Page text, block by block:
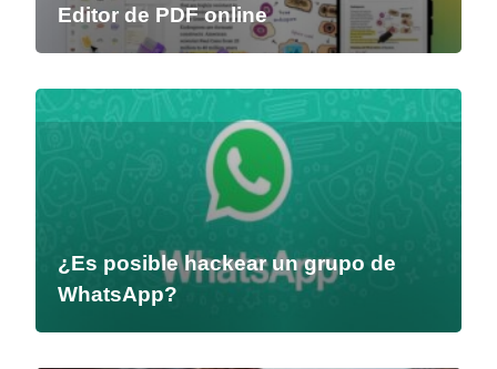
Editor de PDF online
¿Es posible hackear un grupo de
WhatsApp?